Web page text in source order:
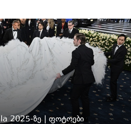
2025-ზე | ფოტოები